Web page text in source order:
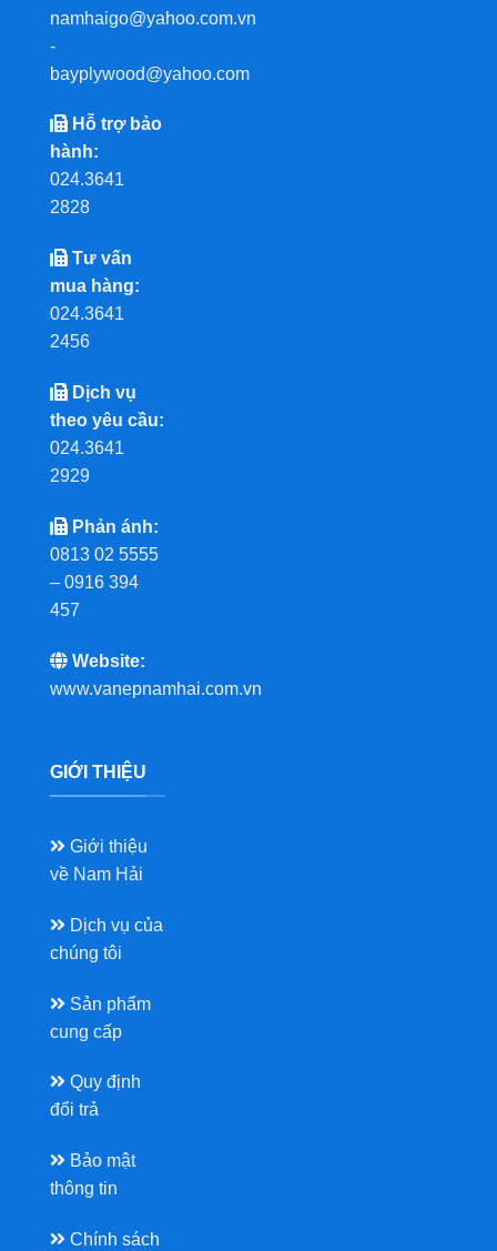
namhaigo@yahoo.com.vn
-
bayplywood@yahoo.com
Hỗ trợ bảo
hành:
024.3641
2828
Tư vấn
mua hàng:
024.3641
2456
Dịch vụ
theo yêu cầu:
024.3641
2929
Phản ánh:
0813 02 5555
– 0916 394
457
Website:
www.vanepnamhai.com.vn
GIỚI THIỆU
Giới thiệu
về Nam Hải
Dịch vụ của
chúng tôi
Sản phẩm
cung cấp
Quy định
đổi trả
Bảo mật
thông tin
Chính sách